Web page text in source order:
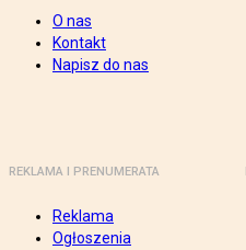
O nas
Kontakt
Napisz do nas
REKLAMA I PRENUMERATA
Reklama
Ogłoszenia